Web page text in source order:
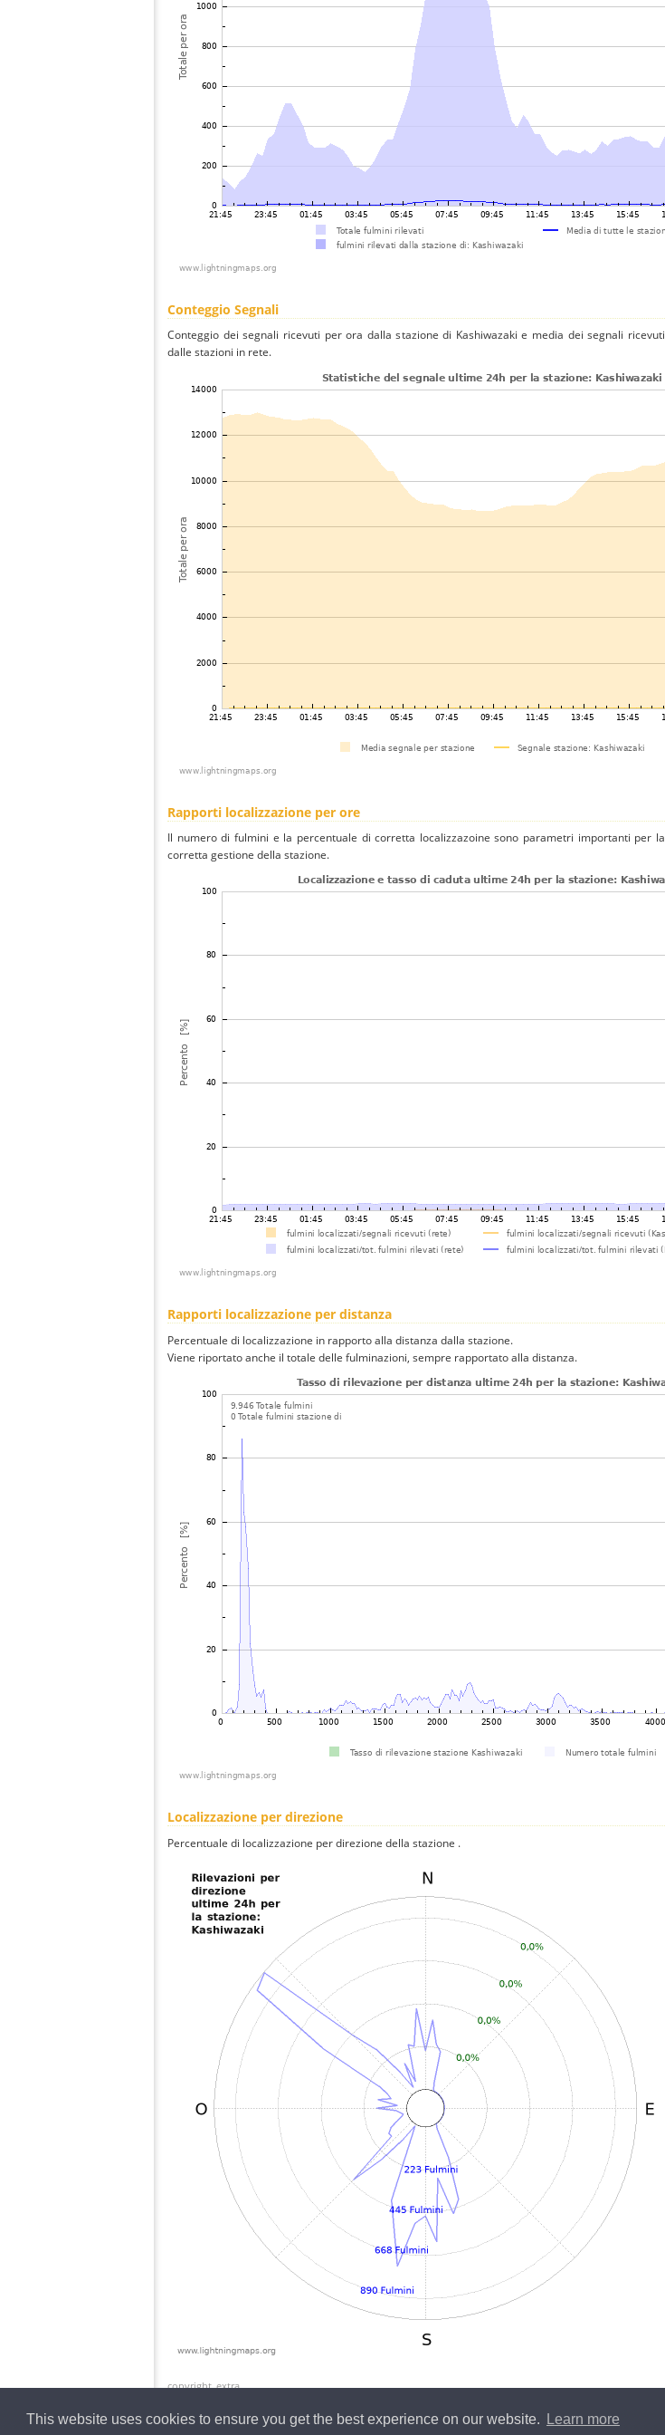
This website uses cookies to ensure you get the best experience on our website. Learn more
Conteggio Segnali
Conteggio dei segnali ricevuti per ora dalla stazione di Kashiwazaki e media dei segnali ricevuti
dalle stazioni in rete.
Rapporti localizzazione per ore
Il numero di fulmini e la percentuale di corretta localizzazoine sono parametri importanti per la
corretta gestione della stazione.
Rapporti localizzazione per distanza
Percentuale di localizzazione in rapporto alla distanza dalla stazione.
Viene riportato anche il totale delle fulminazioni, sempre rapportato alla distanza.
Localizzazione per direzione
Percentuale di localizzazione per direzione della stazione .
copyright_extra